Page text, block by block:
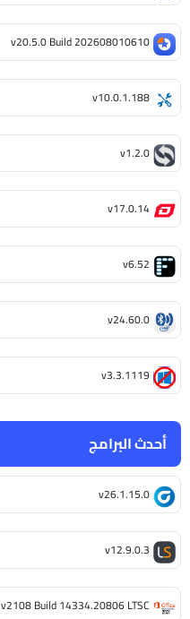
أحدث البرامج
v26.1.15.0
v12.9.0.3
v2108 Build 14334.20806 LTSC
v20.5.0 Build 202608010610
v10.0.1.188
v1.2.0
v17.0.14
v6.52
v24.60.0
v3.3.1119